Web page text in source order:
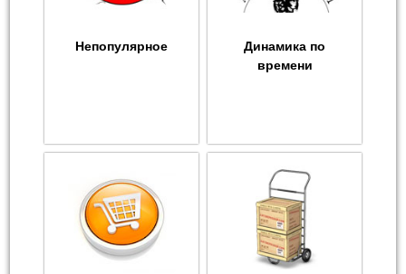
Непопулярное
Динамика по
времени